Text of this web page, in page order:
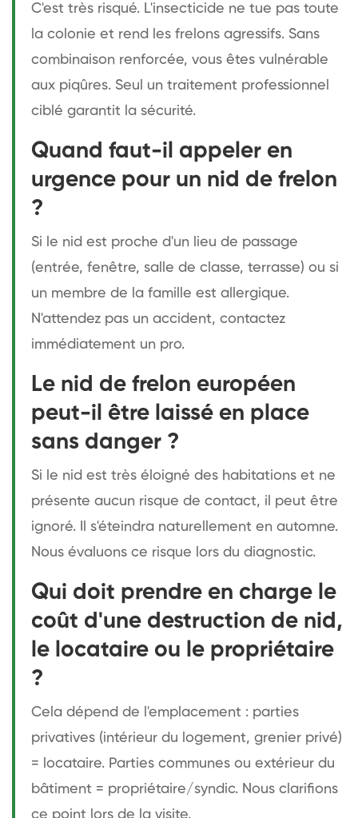
C'est très risqué. L'insecticide ne tue pas toute
la colonie et rend les frelons agressifs. Sans
combinaison renforcée, vous êtes vulnérable
aux piqûres. Seul un traitement professionnel
ciblé garantit la sécurité.
Quand faut-il appeler en
urgence pour un nid de frelon
?
Si le nid est proche d'un lieu de passage
(entrée, fenêtre, salle de classe, terrasse) ou si
un membre de la famille est allergique.
N'attendez pas un accident, contactez
immédiatement un pro.
Le nid de frelon européen
peut-il être laissé en place
sans danger ?
Si le nid est très éloigné des habitations et ne
présente aucun risque de contact, il peut être
ignoré. Il s'éteindra naturellement en automne.
Nous évaluons ce risque lors du diagnostic.
Qui doit prendre en charge le
coût d'une destruction de nid,
le locataire ou le propriétaire
?
Cela dépend de l'emplacement : parties
privatives (intérieur du logement, grenier privé)
= locataire. Parties communes ou extérieur du
bâtiment = propriétaire/syndic. Nous clarifions
ce point lors de la visite.